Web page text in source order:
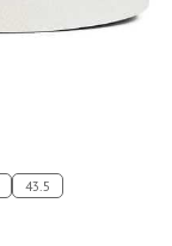
43.5